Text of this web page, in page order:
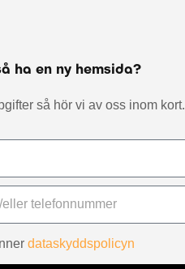
ha en ny hemsida?
så hör vi av oss inom kort.
dataskyddspolicyn